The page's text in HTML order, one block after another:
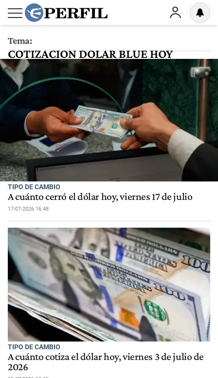
Tema:
COTIZACION DOLAR BLUE HOY
TIPO DE CAMBIO
A cuánto cerró el dólar hoy, viernes 17 de julio
17-07-2026 16:48
TIPO DE CAMBIO
A cuánto cotiza el dólar hoy, viernes 3 de julio de
2026